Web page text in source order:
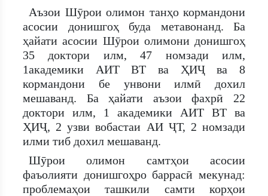
Аъзои Шӯрои олимон танҳо кормандони
асосии донишгоҳ буда метавонанд. Ба
ҳайати асосии Шӯрои олимони донишгоҳ
35 доктори илм, 47 номзади илм,
1академики АИТ ВТ ва ҲИҶ ва 8
кормандони бе унвони илмӣ дохил
мешаванд. Ба ҳайати аъзои фахрӣ 22
доктори илм, 1 академики АИТ ВТ ва
ҲИҶ, 2 узви вобастаи АИ ҶТ, 2 номзади
илми тиб дохил мешаванд.
Шӯрои олимон самтҳои асосии
фаъолияти донишгоҳро баррасӣ мекунад:
проблемаҳои ташкили самти корҳои